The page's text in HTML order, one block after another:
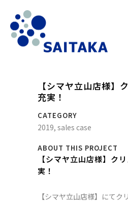
【シマヤ立山店様】
充実！
CATEGORY
2019, sales case
ABOUT THIS PROJECT
【シマヤ立山店様】ク
実！
【シマヤ立山店様】にてク